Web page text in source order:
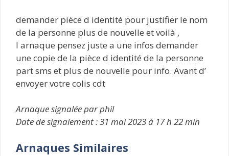
demander pièce d identité pour justifier le nom
de la personne plus de nouvelle et voilà ,
l arnaque pensez juste a une infos demander
une copie de la pièce d identité de la personne
part sms et plus de nouvelle pour info. Avant d’
envoyer votre colis cdt
Arnaque signalée par phil
Date de signalement : 31 mai 2023 à 17 h 22 min
Arnaques Similaires